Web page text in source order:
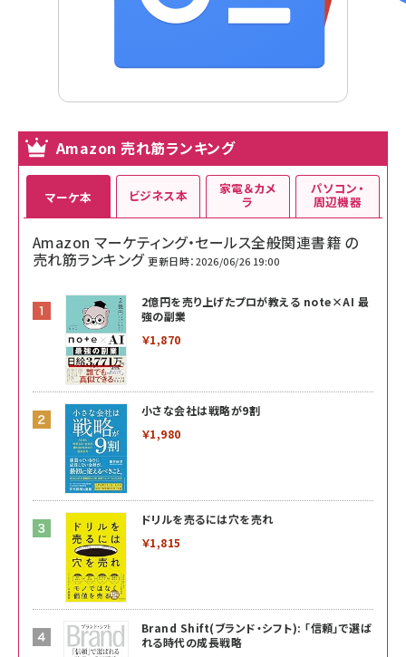
Amazon 売れ筋ランキング
マーケ本
Amazon マーケティング・セールス全般関連書籍 の
売れ筋ランキング 更新日時：2026/06/26 19:00
2億円を売り上げたプロが教える note×AI 最
強の副業
￥1,870
小さな会社は戦略が9割
￥1,980
ドリルを売るには穴を売れ
￥1,815
Brand Shift(ブランド・シフト): 「信頼」で選ば
れる時代の成長戦略
ビジネス本 家電＆カメ
ラ
パソコン・
周辺機器